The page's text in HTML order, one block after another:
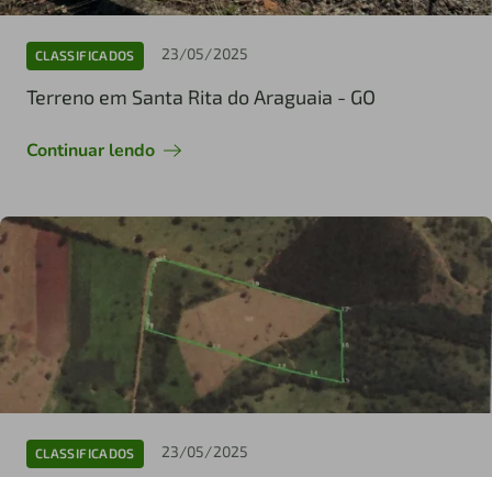
CLASSIFICADOS 23/05/2025
Terreno em Santa Rita do Araguaia - GO
Continuar lendo
CLASSIFICADOS 23/05/2025